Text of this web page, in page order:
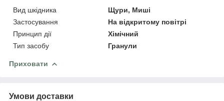
Вид шкідника
Щури, Миші
Застосування
На відкритому повітрі
Принцип дії
Хімічний
Тип засобу
Гранули
Приховати
Умови доставки